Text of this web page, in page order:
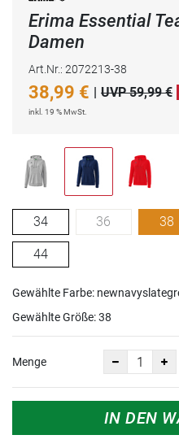
Erima Essential
Damen
Art.Nr.: 2072213-38
38,99 € | UVP 59,99 €
inkl. 19 % MwSt.
34 36 38
44
Gewählte Farbe:
Gewählte Größe:38
Menge
IN DEN